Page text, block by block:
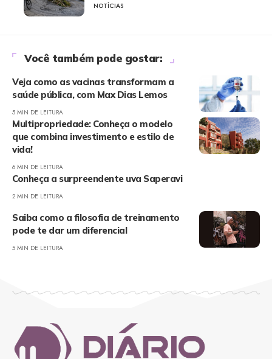
NOTÍCIAS
Você também pode gostar:
Veja como as vacinas transformam a
saúde pública, com Max Dias Lemos
5 MIN DE LEITURA
Multipropriedade: Conheça o modelo
que combina investimento e estilo de
vida!
6 MIN DE LEITURA
Conheça a surpreendente uva Saperavi
2 MIN DE LEITURA
Saiba como a filosofia de treinamento
pode te dar um diferencial
5 MIN DE LEITURA